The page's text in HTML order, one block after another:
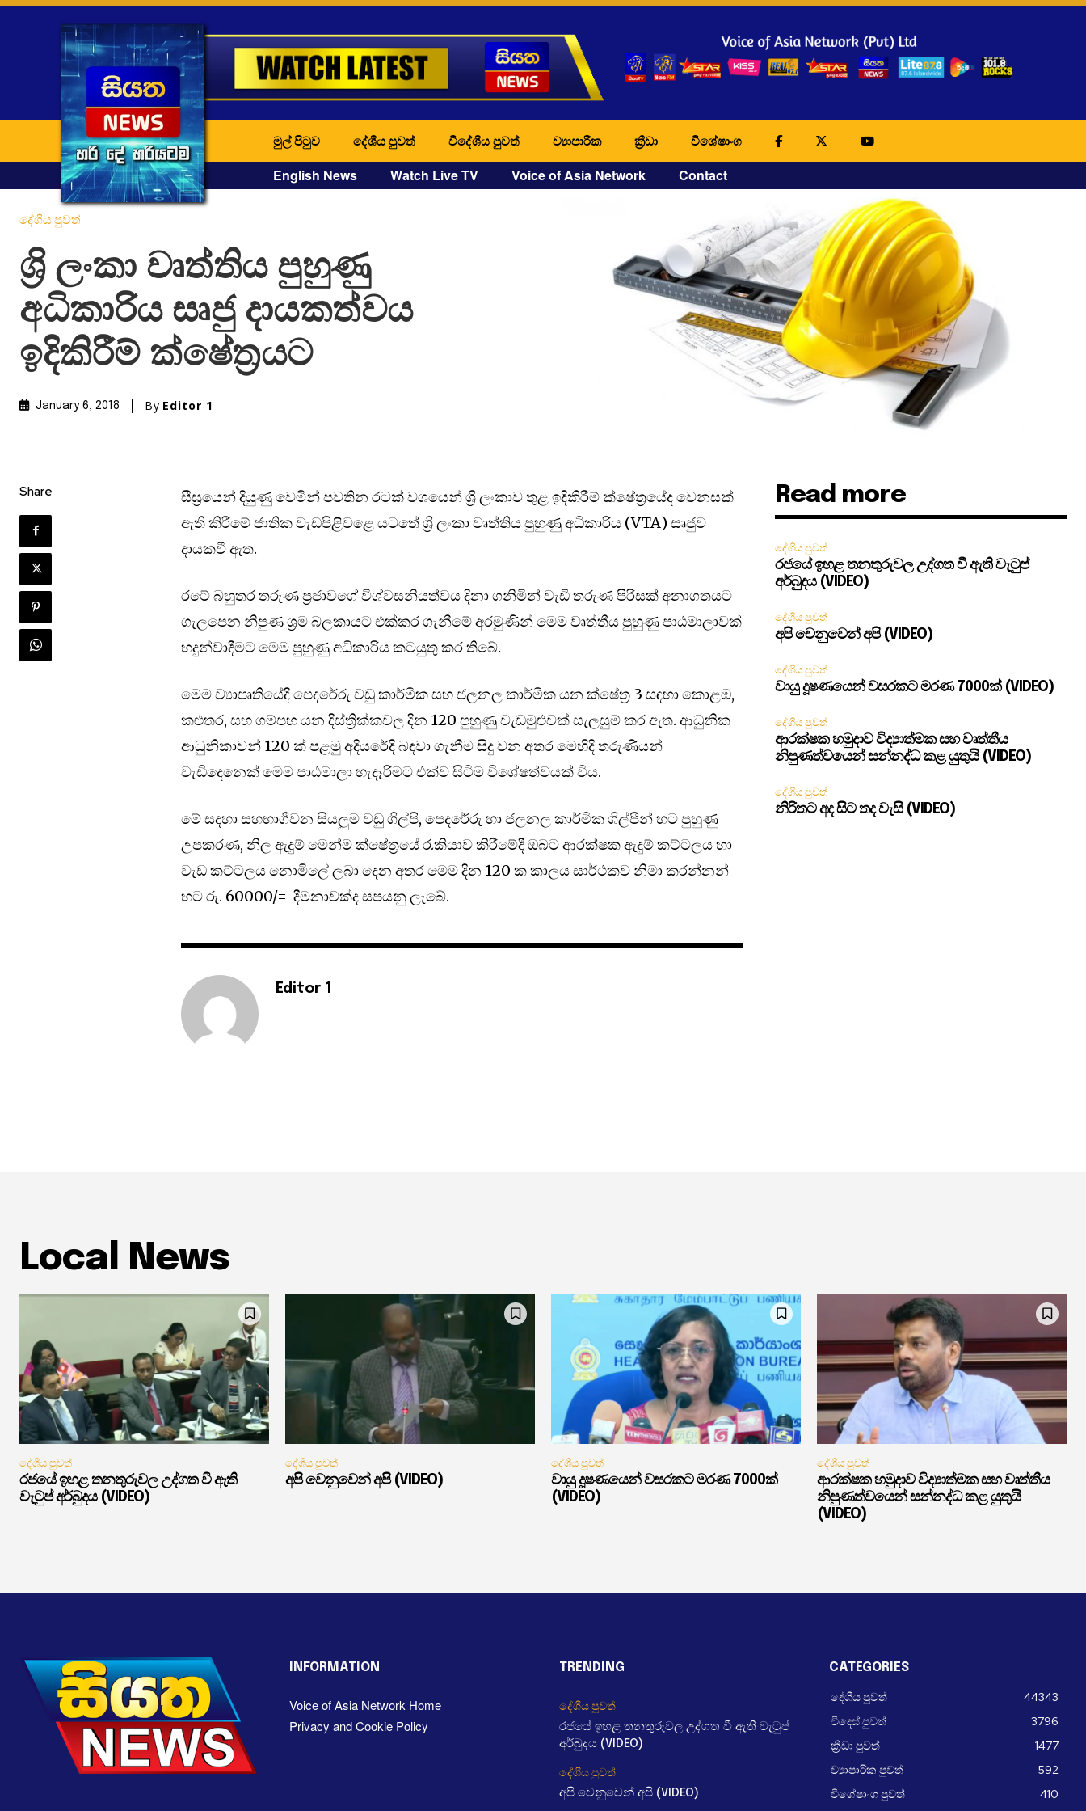
මුල් පිටුව දේශීය පුවත් විදේශීය පුවත් ව්‍යාපාරික ක්‍රීඩා විශේෂාංග
English News Watch Live TV Voice of Asia Network Contact
දේශීය පුවත්
ශ්‍රි ලංකා වෘත්තිය පුහුණු
අධිකාරිය සෘජු දායකත්වය
ඉදිකිරීම් ක්ෂේත්‍රයට
January 6, 2018 By Editor 1
Share
සීඝ්‍රයෙන් දියුණු වෙමින් පවතින රටක් වශයෙන් ශ්‍රි ලංකාව තුළ ඉදිකිරීම් ක්ෂේත්‍රයේද වෙනසක්
ඇති කිරීමේ ජාතික වැඩපිළිවළෙ යටතේ ශ්‍රි ලංකා වෘත්තිය පුහුණු අධිකාරිය (VTA) සෘජුව
දායකවී ඇත.
රටේ බහුතර තරුණ ප්‍රජාවගේ විශ්වසනියත්වය දිනා ගනිමින් වැඩි තරුණ පිරිසක් අනාගතයට
ගැලපෙන නිපුණ ශ්‍රම බලකායට එක්කර ගැනීමේ අරමුණින් මෙම වෘත්තීය පුහුණු පාඨමාලාවක්
හදුන්වාදීමට මෙම පුහුණු අධිකාරිය කටයුතු කර තිබේ.
මෙම ව්‍යාපෘතියේදි පෙදරේරු වඩු කාර්මික සහ ජලනල කාර්මික යන ක්ෂේත්‍ර 3 සඳහා කොළඹ,
කළුතර, සහ ගම්පහ යන දිස්ත්‍රික්කවල දින 120 පුහුණු වැඩමුළුවක් සැලසුම් කර ඇත. ආධුනික
ආධුනිකාවන් 120 ක් පළමු අදියරේදි බඳවා ගැනීම සිදු වන අතර මෙහිදි තරුණියන්
වැඩිදෙනෙක් මෙම පාඨමාලා හැදෑරිමට එක්ව සිටිම විශේෂත්වයක් විය.
මේ සදහා සහභාගීවන සියලුම වඩු ශිල්පි, පෙද‍රේරු හා ජලනල කාර්මික ශිල්පීන් හට පුහුණු
උපකරණ, නිල ඇදුම් මෙන්ම ක්ෂේත්‍රයේ රැකියාව කිරීමේදී ඔබට ආරක්ෂක ඇදුම් කට්ටලය හා
වැඩ කට්ටලය නොමිලේ ලබා දෙන අතර මෙම දින 120 ක කාලය සාර්ථකව නිමා කරන්නන්
හට රු. 60000/= දීමනාවක්ද සපයනු ලැබේ.
Editor 1
Read more
දේශීය පුවත්
රජයේ ඉහළ තනතුරුවල උද්ගත වී ඇති වැටුප්
අර්බුදය (VIDEO)
දේශීය පුවත්
අපි වෙනුවෙන් අපි (VIDEO)
දේශීය පුවත්
වායු දූෂණයෙන් වසරකට මරණ 7000ක් (VIDEO)
දේශීය පුවත්
ආරක්ෂක හමුදාව විද්‍යාත්මක සහ වෘත්තීය
නිපුණත්වයෙන් සන්නද්ධ කළ යුතුයි (VIDEO)
දේශීය පුවත්
නිරිතට අද සිට තද වැසි (VIDEO)
Local News
දේශීය පුවත්
රජයේ ඉහළ තනතුරුවල උද්ගත වී ඇති
වැටුප් අර්බුදය (VIDEO)
දේශීය පුවත්
අපි වෙනුවෙන් අපි (VIDEO)
දේශීය පුවත්
වායු දූෂණයෙන් වසරකට මරණ 7000ක්
(VIDEO)
දේශීය පුවත්
ආරක්ෂක හමුදාව විද්‍යාත්මක සහ වෘත්තීය
නිපුණත්වයෙන් සන්නද්ධ කළ යුතුයි
(VIDEO)
INFORMATION
Voice of Asia Network Home
Privacy and Cookie Policy
TRENDING
දේශීය පුවත්
රජයේ ඉහළ තනතුරුවල උද්ගත වී ඇති වැටුප්
අර්බුදය (VIDEO)
දේශීය පුවත්
අපි වෙනුවෙන් අපි (VIDEO)
CATEGORIES
දේශීය පුවත්
44343
විදෙස් පුවත්
3796
ක්‍රීඩා පුවත්
1477
ව්‍යාපාරික පුවත්
592
විශේෂාංග පුවත්
410